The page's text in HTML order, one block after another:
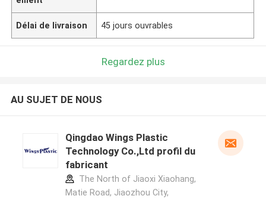
Délai de livraison 45 jours ouvrables
Regardez plus
AU SUJET DE NOUS
Qingdao Wings Plastic
Technology Co.,Ltd profil du
fabricant
The North of Jiaoxi Xiaohang,
Matie Road, Jiaozhou City,